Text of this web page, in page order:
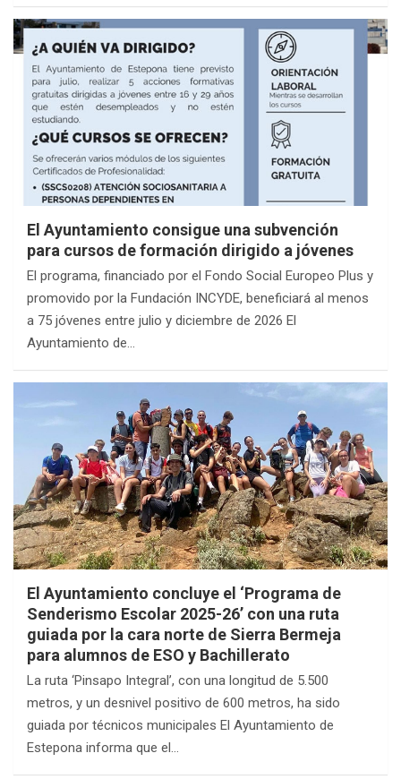
El Ayuntamiento consigue una subvención
para cursos de formación dirigido a jóvenes
El programa, financiado por el Fondo Social Europeo Plus y
promovido por la Fundación INCYDE, beneficiará al menos
a 75 jóvenes entre julio y diciembre de 2026 El
Ayuntamiento de…
El Ayuntamiento concluye el ‘Programa de
Senderismo Escolar 2025-26’ con una ruta
guiada por la cara norte de Sierra Bermeja
para alumnos de ESO y Bachillerato
La ruta ‘Pinsapo Integral’, con una longitud de 5.500
metros, y un desnivel positivo de 600 metros, ha sido
guiada por técnicos municipales El Ayuntamiento de
Estepona informa que el…